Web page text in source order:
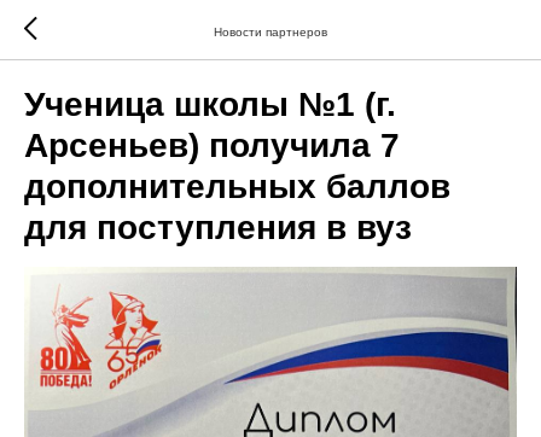
Новости партнеров
Ученица школы №1 (г.
Арсеньев) получила 7
дополнительных баллов
для поступления в вуз